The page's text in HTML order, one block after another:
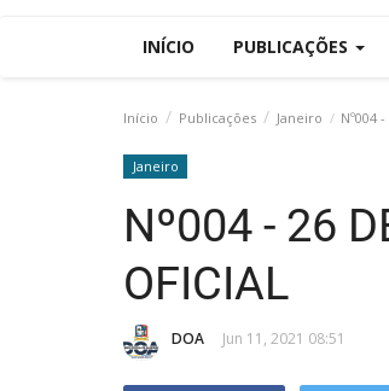
INÍCIO PUBLICAÇÕES
Início Publicações Janeiro Nº004
Janeiro
Nº004 - 26
OFICIAL
DOA Jun 11, 2021 08:51